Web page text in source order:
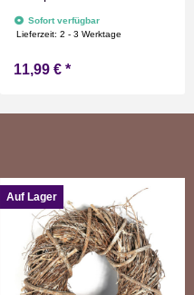
Optik Weiß mit Timer
Flammen Effect für
hoch
Sofort verfügbar
Lieferzeit:2 - 3 Werktage
11,99 € *
Auf Lager